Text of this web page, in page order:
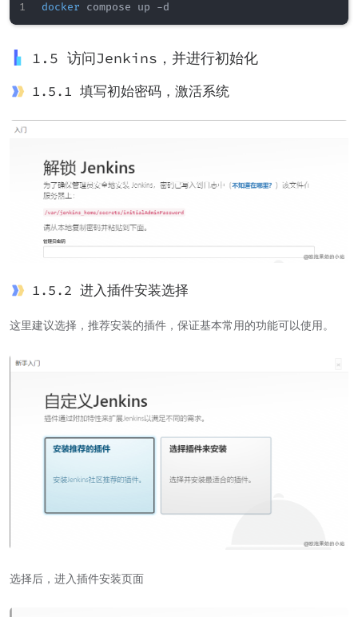
docker
1.5 访问Jenkins，并进行初始化
1.5.1 填写初始密码，激活系统
1.5.2 进入插件安装选择
这里建议选择，推荐安装的插件，保证基本常用的功能可以使用。
选择后，进入插件安装页面